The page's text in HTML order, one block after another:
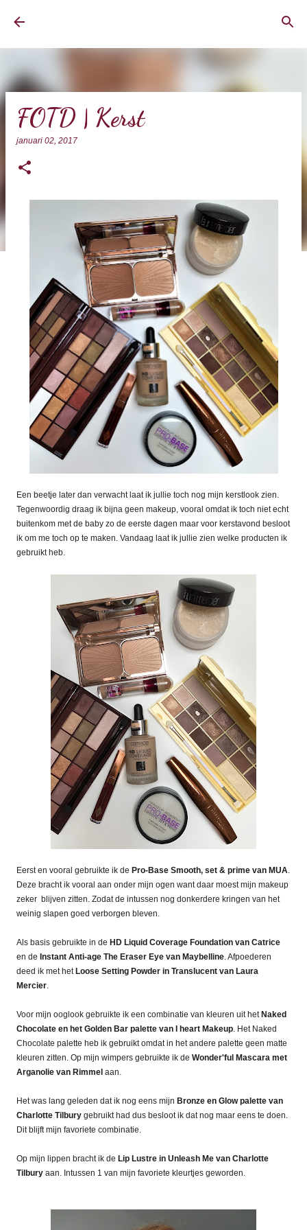
FOTD | Kerst
januari 02, 2017
Een beetje later dan verwacht laat ik jullie toch nog mijn kerstlook zien.
Tegenwoordig draag ik bijna geen makeup, vooral omdat ik toch niet echt
buitenkom met de baby zo de eerste dagen maar voor kerstavond besloot
ik om me toch op te maken. Vandaag laat ik jullie zien welke producten ik
gebruikt heb.
Eerst en vooral gebruikte ik de Pro-Base Smooth, set & prime van MUA.
Deze bracht ik vooral aan onder mijn ogen want daar moest mijn makeup
zeker blijven zitten. Zodat de intussen nog donkerdere kringen van het
weinig slapen goed verborgen bleven.
Als basis gebruikte in de HD Liquid Coverage Foundation van Catrice
en de Instant Anti-age The Eraser Eye van Maybelline. Afpoederen
deed ik met hetLoose Setting Powder in Translucent van Laura
Mercier.
Voor mijn ooglook gebruikte ik een combinatie van kleuren uit hetNaked
Chocolate en het Golden Bar palette van I heart Makeup. Het Naked
Chocolate palette heb ik gebruikt omdat in het andere palette geen matte
kleuren zitten. Op mijn wimpers gebruikte ik de Wonder'ful Mascara met
Arganolie van Rimmel aan.
Het was lang geleden dat ik nog eens mijn Bronze en Glow palette van
Charlotte Tilbury gebruikt had dus besloot ik dat nog maar eens te doen.
Dit blijft mijn favoriete combinatie.
Op mijn lippen bracht ik de Lip Lustre in Unleash Me van Charlotte
Tilbury aan. Intussen 1 van mijn favoriete kleurtjes geworden.